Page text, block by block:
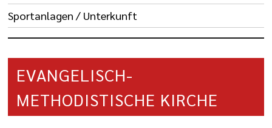
Sportanlagen / Unterkunft
EVANGELISCH-
METHODISTISCHE KIRCHE